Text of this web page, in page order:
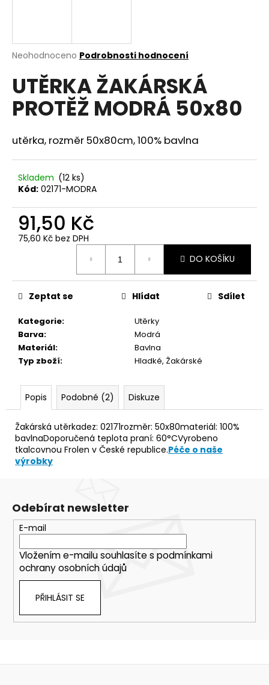
Průměrné
produktu
je
0,0
hvězdiček.
Neohodnoceno Podrobnosti hodnocení
UTĚRKA ŽAKÁRSKÁ
PROTĚŽ MODRÁ 50x80
utěrka, rozměr 50x80cm, 100% bavlna
Skladem (12 ks)
Kód: 02171-MODRA
91,50 Kč
75,60 Kč bez DPH
DO KOŠÍKU
Kategorie:
Utěrky
Barva:
Modrá
Materiál:
Bavlna
Typ zboží: Hladké, Žakárské
Zeptat se Hlídat Sdílet
Popis Podobné (2) Diskuze
Žakárská utěrkadez: 02171rozměr: 50x80materiál: 100%
bavlnaDoporučená teplota praní: 60°CVyrobeno
tkalcovnou Frolen v České republice.Péče o naše
výrobky
í
t
?
HLEDAT
D
o
p
o
u
m
e
MEDVÍDEK
SVĚTLE
ZELENÝ
28,5X50
66,10
Kč
Odebírat newsletter
E-mail
Vložením e-mailu souhlasíte s podmínkami
ochrany osobních údajů
PŘIHLÁSIT SE